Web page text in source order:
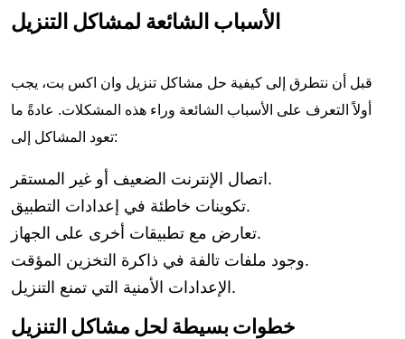
الأسباب الشائعة لمشاكل التنزيل
قبل أن نتطرق إلى كيفية حل مشاكل تنزيل وان اكس بت، يجب
أولاً التعرف على الأسباب الشائعة وراء هذه المشكلات. عادةً ما
تعود المشاكل إلى:
اتصال الإنترنت الضعيف أو غير المستقر.
تكوينات خاطئة في إعدادات التطبيق.
تعارض مع تطبيقات أخرى على الجهاز.
وجود ملفات تالفة في ذاكرة التخزين المؤقت.
الإعدادات الأمنية التي تمنع التنزيل.
خطوات بسيطة لحل مشاكل التنزيل